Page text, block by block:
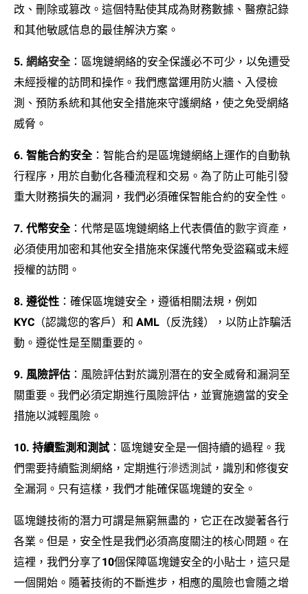
改、刪除或篡改。這個特點使其成為財務數據、醫療記錄
和其他敏感信息的最佳解決方案。
5. 網絡安全 ：區塊鏈網絡的安全保護必不可少，以免遭受
未經授權的訪問和操作。我們應當運用防火牆、入侵檢
測、預防系統和其他安全措施來守護網絡，使之免受網絡
威脅。
6. 智能合約安全：智能合約是區塊鏈網絡上運作的自動執
行程序，用於自動化各種流程和交易。為了防止可能引發
重大財務損失的漏洞，我們必須確保智能合約的安全性。
7. 代幣安全：代幣是區塊鏈網絡上代表價值的數字資產 ，
必須使用加密和其他安全措施來保護代幣免受盜竊或未經
授權的訪問。
8. 遵從性 ：確保區塊鏈安全，遵循相關法規，例如
KYC（認識您的客戶）和 AML（反洗錢），以防止詐騙活
動。遵從性是至關重要的。
9. 風險評估 ：風險評估對於識別潛在的安全威脅和漏洞至
關重要。我們必須定期進行風險評估，並實施適當的安全
措施以減輕風險。
10. 持續監測和測試：區塊鏈安全是一個持續的過程。我
們需要持續監測網絡，定期進行滲透測試 ，識別和修復安
全漏洞。只有這樣，我們才能確保區塊鏈的安全。
區塊鏈技術的潛力可謂是無窮無盡的，它正在改變著各行
各業。但是，安全性是我們必須高度關注的核心問題。在
這裡，我們分享了10個保障區塊鏈安全的小貼士，這只是
一個開始。隨著技術的不斷進步，相應的風險也會隨之增